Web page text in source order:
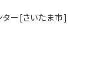
ター[さいたま市]